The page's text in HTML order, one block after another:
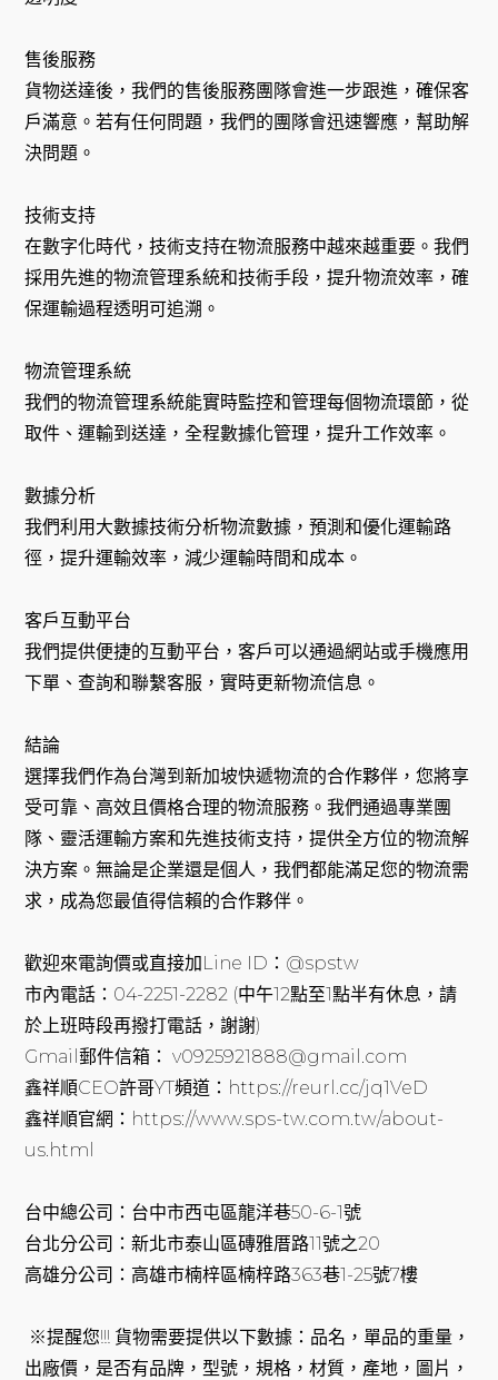
售後服務
貨物送達後，我們的售後服務團隊會進一步跟進，確保客
戶滿意。若有任何問題，我們的團隊會迅速響應，幫助解
決問題。
技術支持
在數字化時代，技術支持在物流服務中越來越重要。我們
採用先進的物流管理系統和技術手段，提升物流效率，確
保運輸過程透明可追溯。
物流管理系統
我們的物流管理系統能實時監控和管理每個物流環節，從
取件、運輸到送達，全程數據化管理，提升工作效率。
數據分析
我們利用大數據技術分析物流數據，預測和優化運輸路
徑，提升運輸效率，減少運輸時間和成本。
客戶互動平台
我們提供便捷的互動平台，客戶可以通過網站或手機應用
下單、查詢和聯繫客服，實時更新物流信息。
結論
選擇我們作為台灣到新加坡快遞物流的合作夥伴，您將享
受可靠、高效且價格合理的物流服務。我們通過專業團
隊、靈活運輸方案和先進技術支持，提供全方位的物流解
決方案。無論是企業還是個人，我們都能滿足您的物流需
求，成為您最值得信賴的合作夥伴。
歡迎來電詢價或直接加Line ID：@spstw
市內電話：04-2251-2282 (中午12點至1點半有休息，請
於上班時段再撥打電話，謝謝)
Gmail郵件信箱： v0925921888@gmail.com
鑫祥順CEO許哥YT頻道：https://reurl.cc/jq1VeD
鑫祥順官網：https://www.sps-tw.com.tw/about-
us.html
台中總公司：台中市西屯區龍洋巷50-6-1號
台北分公司：新北市泰山區磚雅厝路11號之20
高雄分公司：高雄市楠梓區楠梓路363巷1-25號7樓
※提醒您!!! 貨物需要提供以下數據：品名，單品的重量，
出廠價，是否有品牌，型號，規格，材質，產地，圖片，